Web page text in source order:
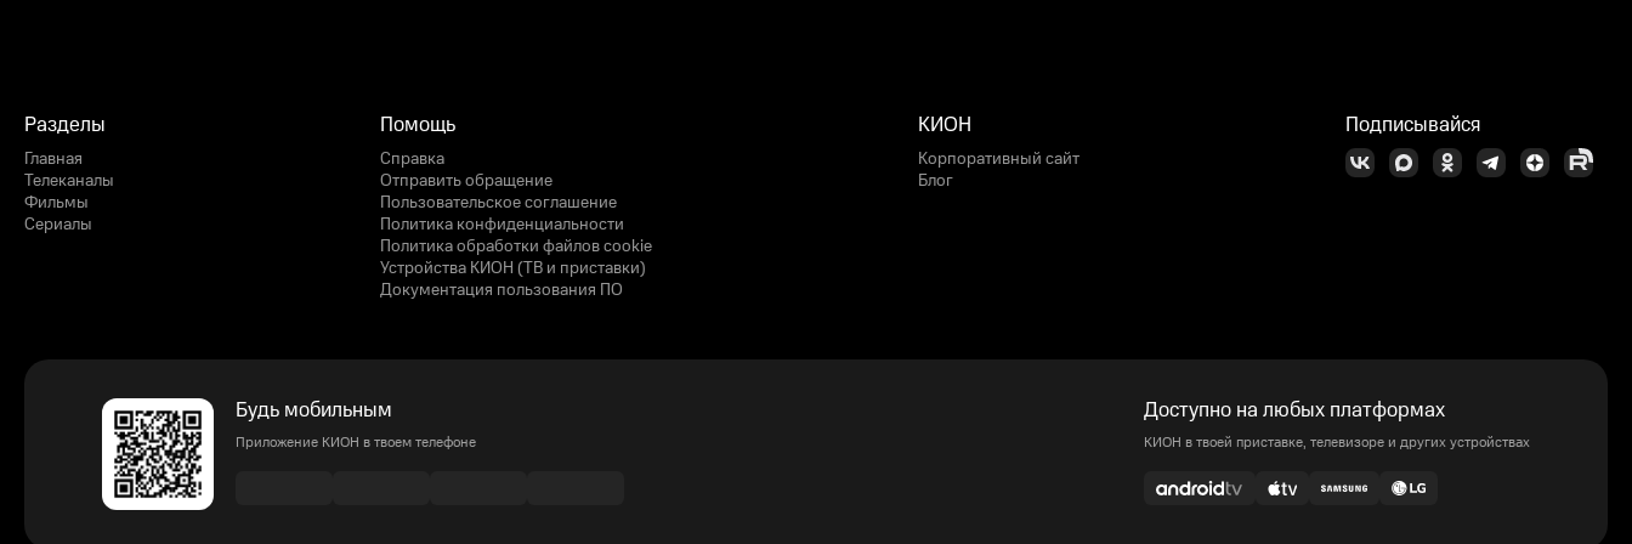
Разделы
Главная
Телеканалы
Фильмы
Сериалы
Помощь
Справка
Отправить обращение
Пользовательское соглашение
Политика конфиденциальности
Политика обработки файлов cookie
Устройства КИОН (ТВ и приставки)
Документация пользования ПО
КИОН
Корпоративный сайт
Блог
Подписывайся
Будь мобильным
Приложение КИОН в твоем телефоне
Доступно на любых платформах
КИОН в твоей приставке, телевизоре и других устройствах